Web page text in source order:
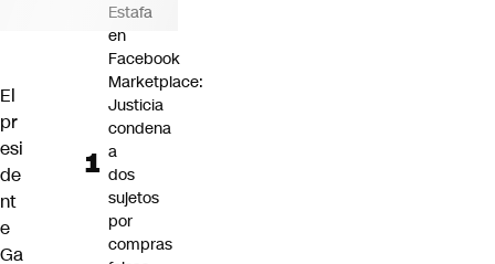
El
pr
esi
de
nt
e
Ga
Estafa
en
Facebook
Marketplace:
Justicia
condena
a
dos
sujetos
por
compras